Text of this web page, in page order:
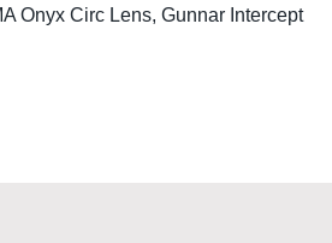
Onyx Circ Lens, Gunnar Intercept